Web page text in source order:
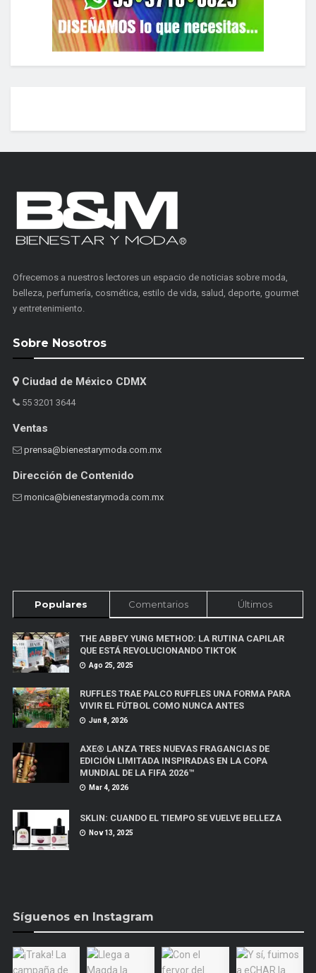
Ofrecemos a nuestros lectores un espacio de noticias sobre moda,
belleza, perfumería, cosmética, estilo de vida, salud, deporte, gourmet
y entretenimiento.
Sobre Nosotros
Ciudad de México CDMX
55 3201 3644
Ventas
prensa@bienestarymoda.com.mx
Dirección de Contenido
monica@bienestarymoda.com.mx
Populares Comentarios Últimos
THE ABBEY YUNG METHOD: LA RUTINA CAPILAR
QUE ESTÁ REVOLUCIONANDO TIKTOK
Ago 25, 2025
RUFFLES TRAE PALCO RUFFLES UNA FORMA PARA
VIVIR EL FÚTBOL COMO NUNCA ANTES
Jun 8, 2026
AXE® LANZA TRES NUEVAS FRAGANCIAS DE
EDICIÓN LIMITADA INSPIRADAS EN LA COPA
MUNDIAL DE LA FIFA 2026™
Mar 4, 2026
SKLIN: CUANDO EL TIEMPO SE VUELVE BELLEZA
Nov 13, 2025
Síguenos en Instagram